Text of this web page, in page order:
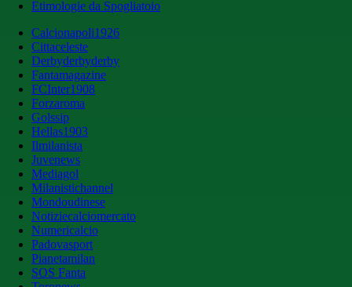
Etimologie da Spogliatoio
Calcionapoli1926
Cittaceleste
Derbyderbyderby
Fantamagazine
FCInter1908
Forzaroma
Golssip
Hellas1903
Ilmilanista
Juvenews
Mediagol
Milanistichannel
Mondoudinese
Notiziecalciomercato
Numericalcio
Padovasport
Pianetamilan
SOS Fanta